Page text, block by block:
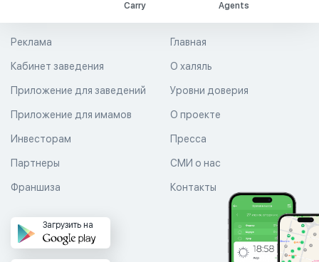
Carry
Agents
Главная
О халяль
Уровни доверия
Реклама
Кабинет заведения
Приложение для заведений
Приложение для имамов О проекте
Пресса
СМИ о нас
Контакты
Инвесторам
Партнеры
Франшиза
Загрузить на